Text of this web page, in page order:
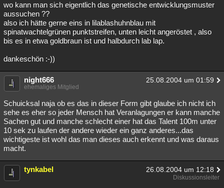
wo kann man sich eigentlich das genetische entwicklungsmuster
aussuchen ??
also ich hätte gerne eins in lilablashuhnblau mit
spinatwachtelgrünen punktstreifen, unten leicht angeröstet , also
bis es in etwa goldbraun ist und halbdurch lab lap.
dankeschön :-))
night666 25.08.2004 um 01:59
ehemaliges Mitglied
Schuicksal naja ob es das in dieser Form gibt glaube ich nicht ich
sehe es eher so jeder Mensch hat Veranlagungen er kann manche
Sachen gut und manche schlecht einer hat das Talent 100m unter
10 sek zu laufen der andere wieder ein ganz anderes...das
wichtigeste ist wohl das man dieses auch erkennt und was daraus
macht.
tynkabel 26.08.2004 um 12:18
Diskussionsleiter